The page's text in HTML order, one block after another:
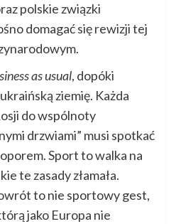
polskie związki
domagać się rewizji tej
as usual, dopóki
ziemię. Każda
do wspólnoty
drzwiami” musi spotkać
Sport to walka na
te zasady złamała.
to nie sportowy gest,
jako Europa nie